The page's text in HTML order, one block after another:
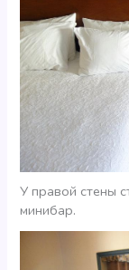
У правой стены
минибар.